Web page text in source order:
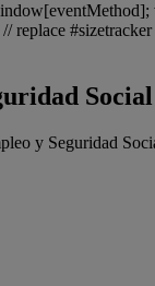
replace
Social
y Seguridad